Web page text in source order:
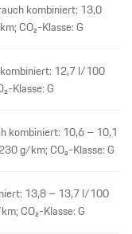
kombiniert: 13,0
CO₂-Klasse: G
12,7 l/100
Klasse: G
kombiniert: 10,6 – 10,1
g/km; CO₂-Klasse: G
13,8 – 13,7 l/100
CO₂-Klasse: G